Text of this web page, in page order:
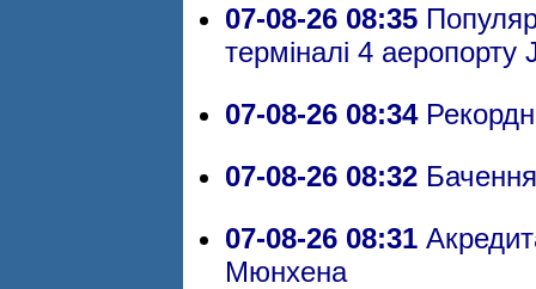
07-08-26 08:35
терміналі 4 аеропорту
07-08-26 08:34
07-08-26 08:32
07-08-26 08:31
Мюнхена